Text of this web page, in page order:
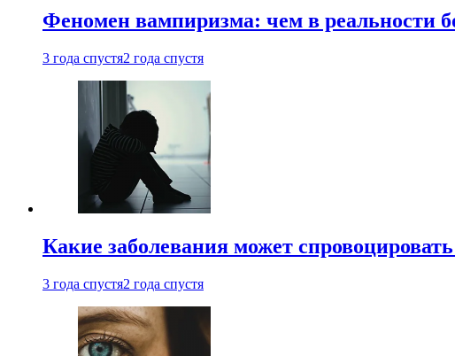
Феномен вампиризма: чем в реальности
3 года спустя2 года спустя
Какие заболевания может
3 года спустя2 года спустя